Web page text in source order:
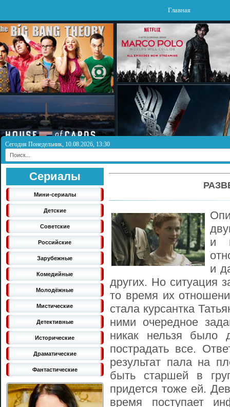
Главная
Сегодня Понедельник, 10.08.2026, 13:30
Сериалы
Мини-сериалы
Детские
Советские
Российские
Зарубежные
Комедийные
Молодёжные
Мистические
Детективные
Исторические
Драматические
Фантастические
и
и
других. Но ситуация
то время их
стала курсантка
ними очередное
никак нельзя было
пострадать все.
результат пала на
быть старшей в
придется тоже ей.
время поступает